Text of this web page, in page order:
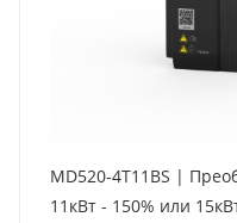
MD520-4T11BS |
11кВт - 150% или